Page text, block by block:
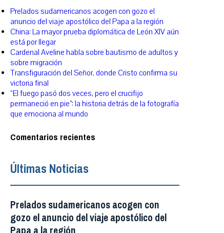
Prelados sudamericanos acogen con gozo el
anuncio del viaje apostólico del Papa a la región
China: La mayor prueba diplomática de León XIV aún
está por llegar
Cardenal Aveline habla sobre bautismo de adultos y
sobre migración
Transfiguración del Señor, donde Cristo confirma su
victoria final
“El fuego pasó dos veces, pero el crucifijo
permaneció en pie”: la historia detrás de la fotografía
que emociona al mundo
Comentarios recientes
Últimas Noticias
Prelados sudamericanos acogen con
gozo el anuncio del viaje apostólico del